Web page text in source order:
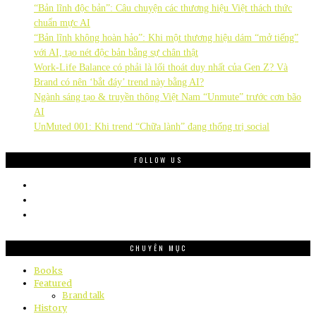
“Bản lĩnh độc bản”: Câu chuyện các thương hiệu Việt thách thức
chuẩn mực AI
“Bản lĩnh không hoàn hảo”: Khi một thương hiệu dám “mở tiếng”
với AI, tạo nét độc bản bằng sự chân thật
Work-Life Balance có phải là lối thoát duy nhất của Gen Z? Và
Brand có nên ‘bắt đáy’ trend này bằng AI?
Ngành sáng tạo & truyền thông Việt Nam “Unmute” trước cơn bão
AI
UnMuted 001: Khi trend “Chữa lành” đang thống trị social
FOLLOW US
CHUYÊN MỤC
Books
Featured
Brand talk
History